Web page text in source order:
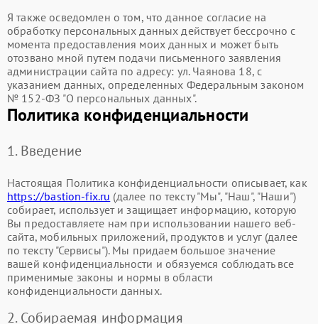
Я также осведомлен о том, что данное согласие на
обработку персональных данных действует бессрочно с
момента предоставления моих данных и может быть
отозвано мной путем подачи письменного заявления
администрации сайта по адресу: ул. Чаянова 18, с
указанием данных, определенных Федеральным законом
№ 152-ФЗ "О персональных данных".
Политика конфиденциальности
1. Введение
Настоящая Политика конфиденциальности описывает, как
https://bastion-fix.ru (далее по тексту "Мы", "Наш", "Наши")
собирает, использует и защищает информацию, которую
Вы предоставляете нам при использовании нашего веб-
сайта, мобильных приложений, продуктов и услуг (далее
по тексту "Сервисы"). Мы придаем большое значение
вашей конфиденциальности и обязуемся соблюдать все
применимые законы и нормы в области
конфиденциальности данных.
2. Собираемая информация